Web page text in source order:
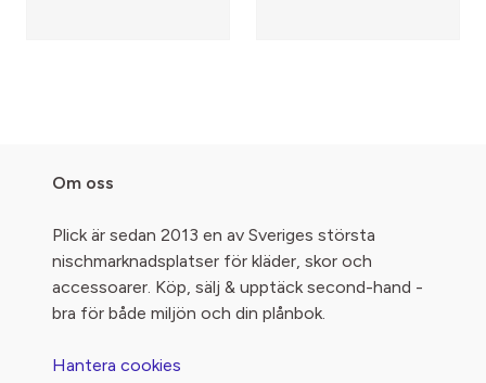
Om oss
Plick är sedan 2013 en av Sveriges största
nischmarknadsplatser för kläder, skor och
accessoarer. Köp, sälj & upptäck second-hand -
bra för både miljön och din plånbok.
Hantera cookies